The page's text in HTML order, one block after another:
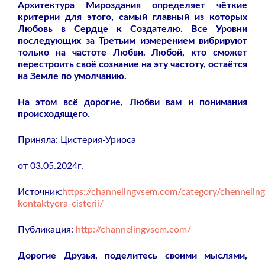
Архитектура Мироздания определяет чёткие
критерии для этого, самый главный из которых
Любовь в Сердце к Создателю. Все Уровни
последующих за Третьим измерением вибрируют
только на частоте Любви. Любой, кто сможет
перестроить своё сознание на эту частоту, остаётся
на Земле по умолчанию.
На этом всё дорогие, Любви вам и понимания
происходящего.
Приняла: Цистерия-Уриоса
от 03.05.2024г.
Источник:https://channelingvsem.com/category/
kontaktyora-cisterii/
Публикация: http://channelingvsem.com/
Дорогие Друзья, поделитесь своими мыслями,